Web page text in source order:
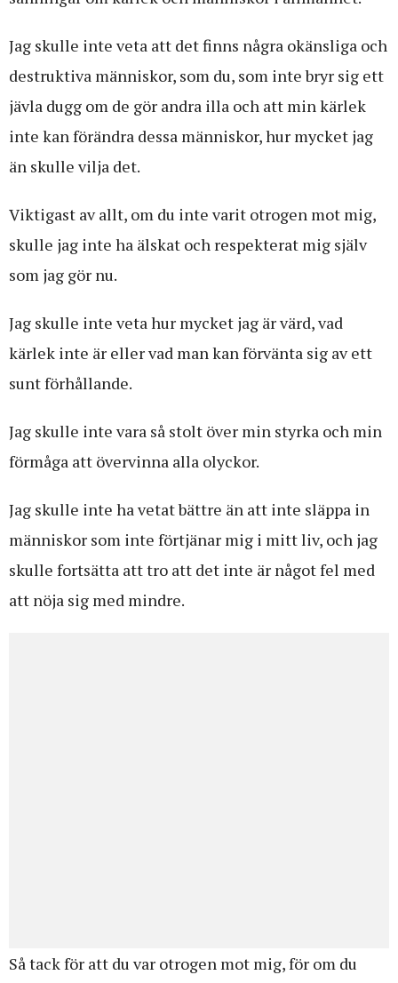
Jag skulle inte veta att det finns några okänsliga och
destruktiva människor, som du, som inte bryr sig ett
jävla dugg om de gör andra illa och att min kärlek
inte kan förändra dessa människor, hur mycket jag
än skulle vilja det.
Viktigast av allt, om du inte varit otrogen mot mig,
skulle jag inte ha älskat och respekterat mig själv
som jag gör nu.
Jag skulle inte veta hur mycket jag är värd, vad
kärlek inte är eller vad man kan förvänta sig av ett
sunt förhållande.
Jag skulle inte vara så stolt över min styrka och min
förmåga att övervinna alla olyckor.
Jag skulle inte ha vetat bättre än att inte släppa in
människor som inte förtjänar mig i mitt liv, och jag
skulle fortsätta att tro att det inte är något fel med
att nöja sig med mindre.
Så tack för att du var otrogen mot mig, för om du